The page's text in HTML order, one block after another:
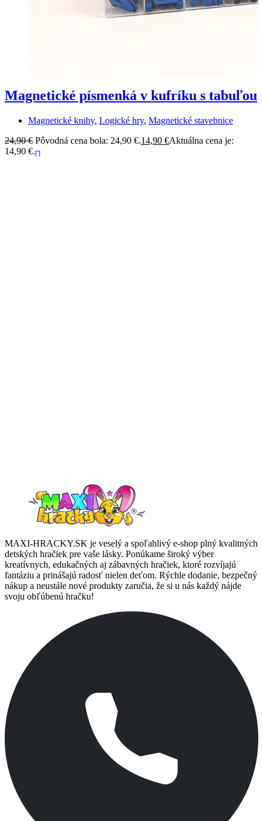
Magnetické písmenká v kufríku s tabuľou
Magnetické knihy, Logické hry, Magnetické stavebnice
24,90€ Pôvodná cena bola: 24,90 €.14,90 €Aktuálna cena je:
14,90 €.
MAXI-HRACKY.SK je veselý a spoľahlivý e-shop plný kvalitných
detských hračiek pre vaše lásky. Ponúkame široký výber
kreatívnych, edukačných aj zábavných hračiek, ktoré rozvíjajú
fantáziu a prinášajú radosť nielen deťom. Rýchle dodanie, bezpečný
nákup a neustále nové produkty zaručia, že si u nás každý nájde
svoju obľúbenú hračku!